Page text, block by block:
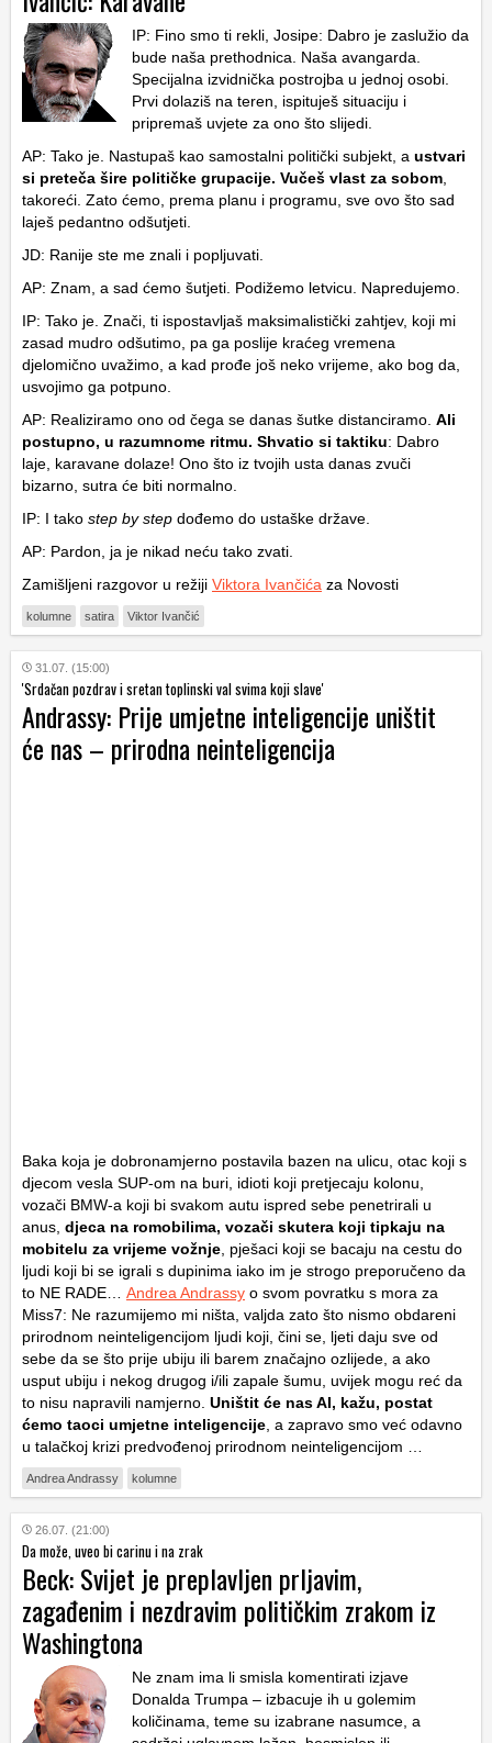
IP: Fino smo ti rekli, Josipe: Dabro je zaslužio da
bude naša prethodnica. Naša avangarda.
Specijalna izvidnička postrojba u jednoj osobi.
Prvi dolaziš na teren, ispituješ situaciju i
pripremaš uvjete za ono što slijedi.
AP: Tako je. Nastupaš kao samostalni politički subjekt, a ustvari
si preteča šire političke grupacije. Vučeš vlast za sobom
takoreći. Zato ćemo, prema planu i programu, sve ovo što sad
laješ pedantno odšutjeti.
JD: Ranije ste me znali i popljuvati.
AP: Znam, a sad ćemo šutjeti. Podižemo letvicu. Napredujemo.
IP: Tako je. Znači, ti ispostavljaš maksimalistički zahtjev, koji mi
zasad mudro odšutimo, pa ga poslije kraćeg vremena
djelomično uvažimo, a kad prođe još neko vrijeme, ako bog da,
usvojimo ga potpuno.
AP: Realiziramo ono od čega se danas šutke distanciramo. Ali
postupno, u razumnome ritmu. Shvatio si taktiku: Dabro
laje, karavane dolaze! Ono što iz tvojih usta danas zvuči
bizarno, sutra će biti normalno.
IP: I tako step by step dođemo do ustaške države.
AP: Pardon, ja je nikad neću tako zvati.
Zamišljeni razgovor u režiji Viktora Ivančića za Novosti
kolumne satira Viktor Ivančić
31.07. (15:00)
'Srdačan pozdrav i sretan toplinski val svima koji slave'
Andrassy: Prije umjetne inteligencije uništit
će nas – prirodna neinteligencija
Baka koja je dobronamjerno postavila bazen na ulicu, otac koji s
djecom vesla SUP-om na buri, idioti koji pretjecaju kolonu,
vozači BMW-a koji bi svakom autu ispred sebe penetrirali u
anus, djeca na romobilima, vozači skutera koji tipkaju na
mobitelu za vrijeme vožnje , pješaci koji se bacaju na cestu do
ljudi koji bi se igrali s dupinima iako im je strogo preporučeno da
to NE RADE… Andrea Andrassy o svom povratku s mora za
Miss7: Ne razumijemo mi ništa, valjda zato što nismo obdareni
prirodnom neinteligencijom ljudi koji, čini se, ljeti daju sve od
sebe da se što prije ubiju ili barem značajno ozlijede, a ako
usput ubiju i nekog drugog i/ili zapale šumu, uvijek mogu reć da
to nisu napravili namjerno. Uništit će nas AI, kažu, postat
ćemo taoci umjetne inteligencije , a zapravo smo već odavno
u talačkoj krizi predvođenoj prirodnom neinteligencijom …
Andrea Andrassy kolumne
26.07. (21:00)
Da može, uveo bi carinu i na zrak
Beck: Svijet je preplavljen prljavim,
zagađenim i nezdravim političkim zrakom iz
Washingtona
Ne znam ima li smisla komentirati izjave
Donalda Trumpa – izbacuje ih u golemim
količinama, teme su izabrane nasumce, a